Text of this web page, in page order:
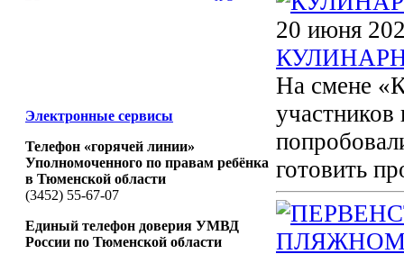
Электронные сервисы
Телефон «горячей линии»
Уполномоченного по правам ребёнка
в Тюменской области
(3452) 55-67-07
Единый телефон доверия УМВД
России по Тюменской области
20 июня
На смене
готовить